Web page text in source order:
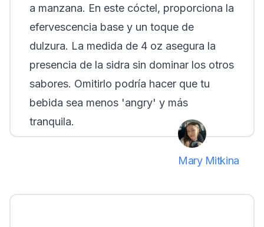
a manzana. En este cóctel, proporciona la
efervescencia base y un toque de
dulzura. La medida de 4 oz asegura la
presencia de la sidra sin dominar los otros
sabores. Omitirlo podría hacer que tu
bebida sea menos 'angry' y más
tranquila.
Mary Mitkina